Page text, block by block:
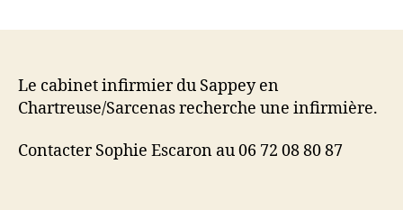
Le cabinet infirmier du Sappey en
Chartreuse/Sarcenas recherche une infirmière.
Contacter Sophie Escaron au 06 72 08 80 87